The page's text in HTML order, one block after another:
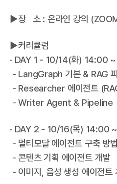
▶장 소 : 온라인 강의
▶커리큘럼
· DAY 1 - 10/14(화) 14:00
- LangGraph 기본 & RAG
- Researcher 에이전트
- Writer Agent & Pipeline
· DAY 2 - 10/16(목) 14:00
- 멀티모달 에이전트 구축 방법
- 콘텐츠 기획 에이전트 개발
- 이미지, 음성 생성 에이전트